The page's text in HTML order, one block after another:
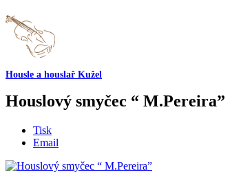
Housle a houslař Kužel
Houslový smyčec “ M.Pereira”
Tisk
Email